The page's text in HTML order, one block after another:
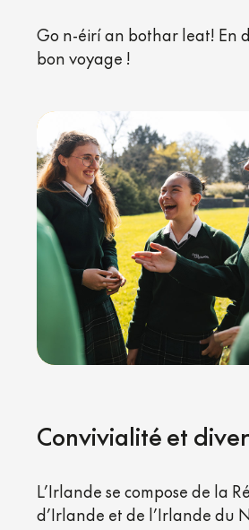
Go n-éirí an bothar leat! En
bon voyage !
Convivialité et
L’Irlande se compose de la
d’Irlande et de l’Irlande du